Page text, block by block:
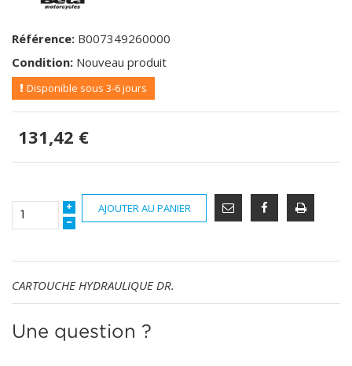
Référence: B007349260000
Condition: Nouveau produit
Disponible sous 3-6 jours
131,42 €
AJOUTER AU PANIER
CARTOUCHE HYDRAULIQUE DR.
Une question ?